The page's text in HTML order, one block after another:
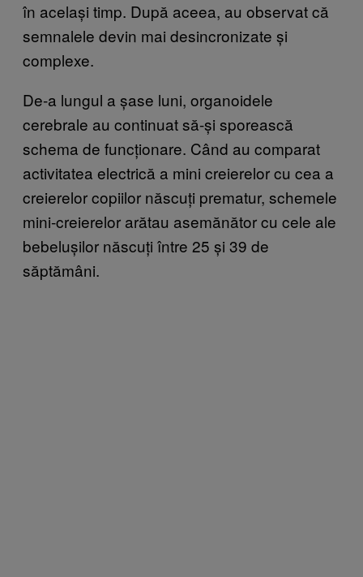
în același timp. După aceea, au observat că
semnalele devin mai desincronizate și
complexe.
De-a lungul a șase luni, organoidele
cerebrale au continuat să-și sporească
schema de funcționare. Când au comparat
activitatea electrică a mini creierelor cu cea a
creierelor copiilor născuți prematur, schemele
mini-creierelor arătau asemănător cu cele ale
bebelușilor născuți între 25 și 39 de
săptămâni.